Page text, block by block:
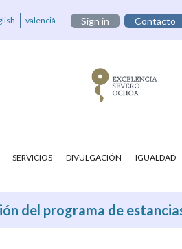
valencià Sign in Contacto
SERVICIOS DIVULGACIÓN IGUALDAD
del programa de